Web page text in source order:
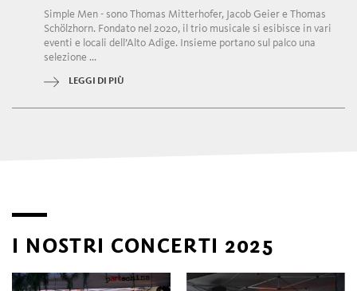
Simple Men - sono Thomas Mitterhofer, Jacob Geier e Thomas
Schölzhorn. Fondato nel 2020, il trio musicale si esibisce in vari
eventi e locali dell’Alto Adige. Insieme portano sul palco una
selezione ...
LEGGI DI PIÙ
I NOSTRI CONCERTI 2025